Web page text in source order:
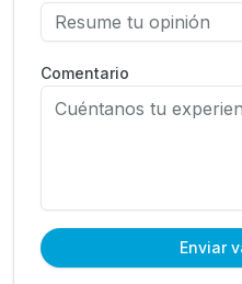
Comentario
Enviar